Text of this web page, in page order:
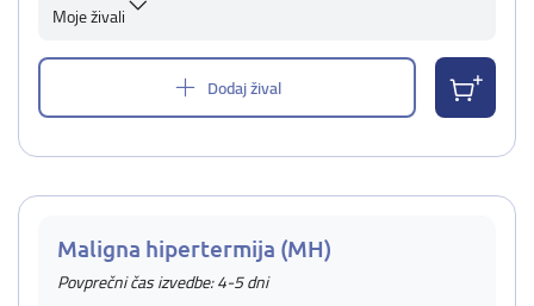
Moje živali
Dodaj žival
Maligna hipertermija (MH)
Povprečni čas izvedbe: 4-5 dni